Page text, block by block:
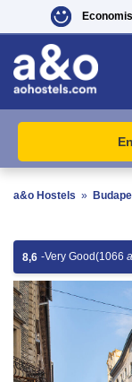
a&o Hostels »
8,6 -Very Good(1066